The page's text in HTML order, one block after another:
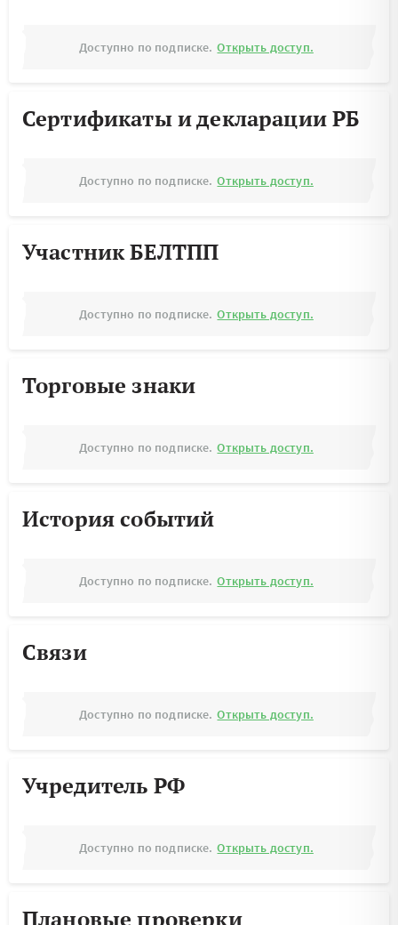
Доступно по подписке. Открыть доступ.
Сертификаты и декларации РБ
Доступно по подписке. Открыть доступ.
Участник БЕЛТПП
Доступно по подписке. Открыть доступ.
Торговые знаки
Доступно по подписке. Открыть доступ.
История событий
Доступно по подписке. Открыть доступ.
Связи
Доступно по подписке. Открыть доступ.
Учредитель РФ
Доступно по подписке. Открыть доступ.
Плановые проверки